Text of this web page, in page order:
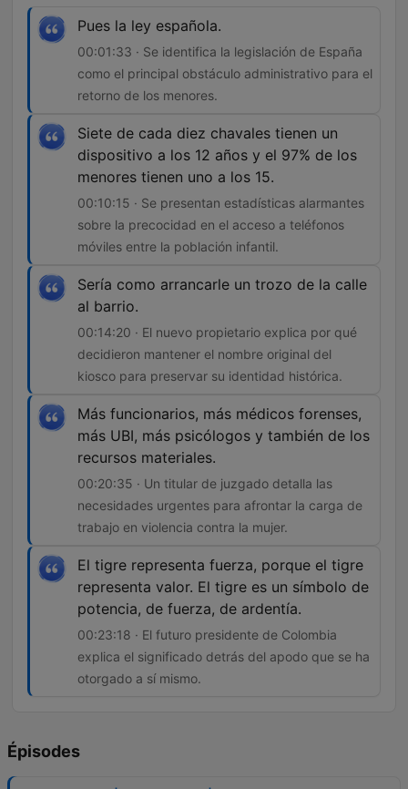
Pues la ley española.
00:01:33 · Se identifica la legislación de España
como el principal obstáculo administrativo para el
retorno de los menores.
Siete de cada diez chavales tienen un
dispositivo a los 12 años y el 97% de los
menores tienen uno a los 15.
00:10:15 · Se presentan estadísticas alarmantes
sobre la precocidad en el acceso a teléfonos
móviles entre la población infantil.
Sería como arrancarle un trozo de la calle
al barrio.
00:14:20 · El nuevo propietario explica por qué
decidieron mantener el nombre original del
kiosco para preservar su identidad histórica.
Más funcionarios, más médicos forenses,
más UBI, más psicólogos y también de los
recursos materiales.
00:20:35 · Un titular de juzgado detalla las
necesidades urgentes para afrontar la carga de
trabajo en violencia contra la mujer.
El tigre representa fuerza, porque el tigre
representa valor. El tigre es un símbolo de
potencia, de fuerza, de ardentía.
00:23:18 · El futuro presidente de Colombia
explica el significado detrás del apodo que se ha
otorgado a sí mismo.
Épisodes